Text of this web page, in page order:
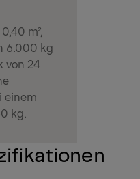
m²,
6.000 kg
von 24
einem
kg.